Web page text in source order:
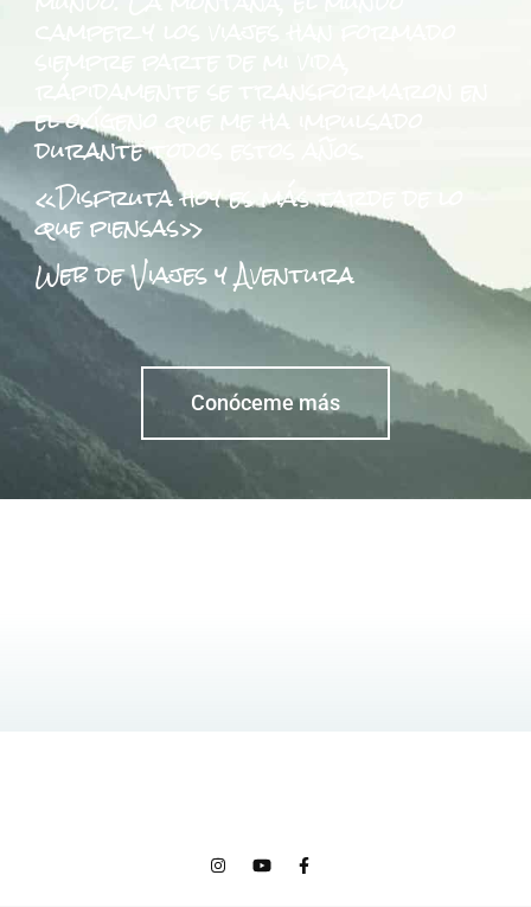
el oxígeno que me ha impulsado
durante todos estos años.
«Disfruta hoy es más tarde de lo
que piensas»
Web de Viajes y Aventura
Conóceme más